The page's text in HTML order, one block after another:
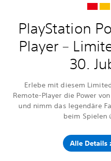
PlayStation
Player –
30.
Erlebe mit diesem
Remote-Player die Power
und nimm das legendäre
beim Spielen
Alle Details